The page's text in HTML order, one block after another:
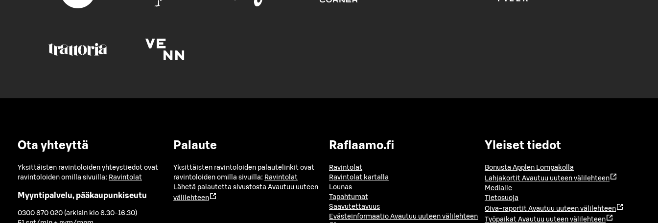
Ota yhteyttä
Yksittäisten ravintoloiden yhteystiedot ovat
ravintoloiden omilla sivuilla: Ravintolat
Myyntipalvelu, pääkaupunkiseutu
0300 870 020 (arkisin klo 8.30-16.30)
Palaute
Yksittäisten ravintoloiden palautelinkit ovat
ravintoloiden omilla sivuilla: Ravintolat
Lähetä palautetta sivustosta Avautuu uuteen
välilehteen
Raflaamo.fi
Ravintolat
Ravintolat kartalla
Lounas
Tapahtumat
Saavutettavuus
Evästeinformaatio Avautuu uuteen välilehteen
Yleiset tiedot
Bonusta Applen Lompakolla
Lahjakortit Avautuu uuteen välilehteen
Medialle
Tietosuoja
Oiva-raportit Avautuu uuteen välilehteen
Työpaikat Avautuu uuteen välilehteen